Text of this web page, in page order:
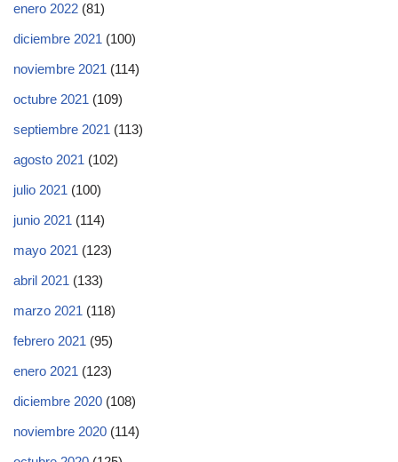
enero 2022 (81)
diciembre 2021 (100)
noviembre 2021 (114)
octubre 2021 (109)
septiembre 2021 (113)
agosto 2021 (102)
julio 2021 (100)
junio 2021 (114)
mayo 2021 (123)
abril 2021 (133)
marzo 2021 (118)
febrero 2021 (95)
enero 2021 (123)
diciembre 2020 (108)
noviembre 2020 (114)